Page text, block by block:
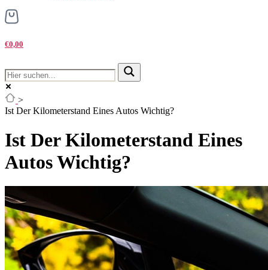
€0,00
>
Ist Der Kilometerstand Eines Autos Wichtig?
Ist Der Kilometerstand Eines
Autos Wichtig?